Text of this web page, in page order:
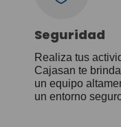
Seguridad
Realiza tus
Cajasan te
un equipo
un entorno